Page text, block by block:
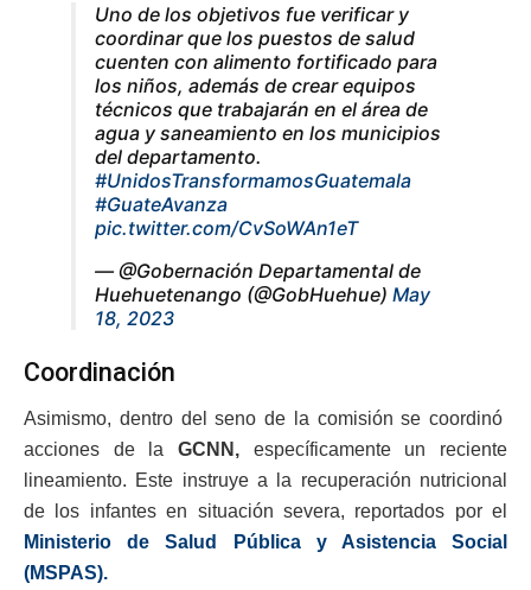
Uno de los objetivos fue verificar y
coordinar que los puestos de salud
cuenten con alimento fortificado para
los niños, además de crear equipos
técnicos que trabajarán en el área de
agua y saneamiento en los municipios
del departamento.
#UnidosTransformamosGuatemala
#GuateAvanza
pic.twitter.com/CvSoWAn1eT
— @Gobernación Departamental de
Huehuetenango (@GobHuehue) May
18, 2023
Coordinación
Asimismo, dentro del seno de la comisión se coordinó
acciones de la GCNN, específicamente un reciente
lineamiento. Este instruye a la recuperación nutricional
de los infantes en situación severa, reportados por el
Ministerio de Salud Pública y Asistencia Social
(MSPAS).